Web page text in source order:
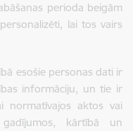
perioda beigām
lai tos vairs
esošie personas dati ir
informāciju, un tie ir
normatīvajos aktos vai
kārtībā un